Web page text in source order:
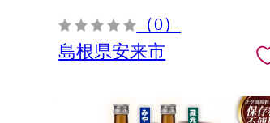
（0）
島根県安来市